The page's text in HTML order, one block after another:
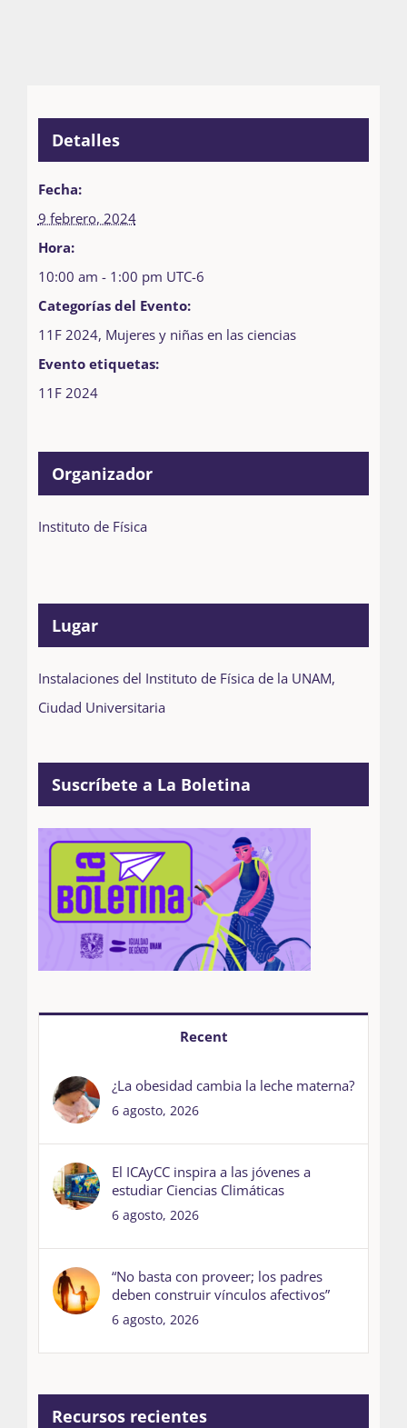
Detalles
Fecha:
9 febrero, 2024
Hora:
10:00 am - 1:00 pm UTC-6
Categorías del Evento:
11F 2024, Mujeres y niñas en las ciencias
Evento etiquetas:
11F 2024
Organizador
Instituto de Física
Lugar
Instalaciones del Instituto de Física de la UNAM,
Ciudad Universitaria
Suscríbete a La Boletina
Recent
¿La obesidad cambia la leche materna?
6 agosto, 2026
El ICAyCC inspira a las jóvenes a
estudiar Ciencias Climáticas
6 agosto, 2026
“No basta con proveer; los padres
deben construir vínculos afectivos”
6 agosto, 2026
Recursos recientes